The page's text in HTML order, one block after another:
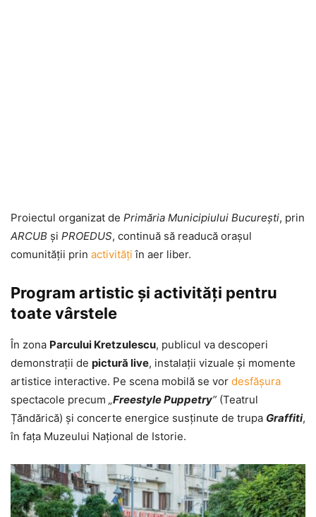
Proiectul organizat de Primăria Municipiului București, prin
ARCUB și PROEDUS, continuă să readucă orașul
comunității prin activități în aer liber.
Program artistic și activități pentru
toate vârstele
În zona Parcului Kretzulescu, publicul va descoperi
demonstrații de pictură live, instalații vizuale și momente
artistice interactive. Pe scena mobilă se vor desfășura
spectacole precum „Freestyle Puppetry” (Teatrul
Țăndărică) și concerte energice susținute de trupa Graffiti,
în fața Muzeului Național de Istorie.